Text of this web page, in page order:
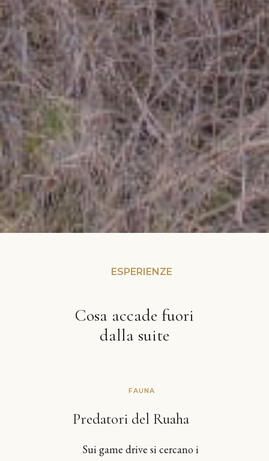
ESPERIENZE
Cosa accade fuori
dalla suite
FAUNA
Predatori del Ruaha
Sui game drive si cercano i